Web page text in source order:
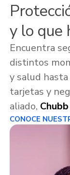
y lo que
Encuentra
distintos
y salud
tarjetas y
aliado,
CONOCE